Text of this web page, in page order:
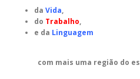
da Vida,
do Trabalho,
e da Linguagem
com mais uma região do